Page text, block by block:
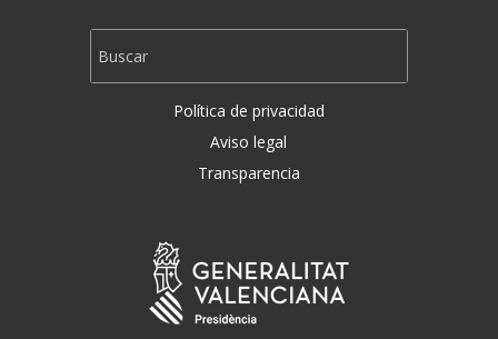
Política de privacidad
Aviso legal
Transparencia